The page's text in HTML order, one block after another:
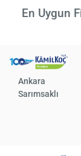
En Uygun
Ankara
Sarımsaklı